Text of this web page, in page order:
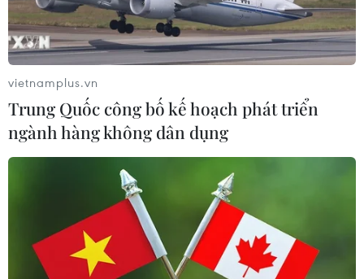
vietnamplus.vn
Trung Quốc công bố kế hoạch phát triển
ngành hàng không dân dụng